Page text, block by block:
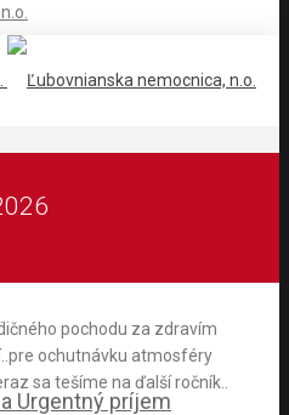
Urgentný príjem
pochodu za zdravím
ochutnávku atmosféry
sa tešíme na ďalší ročník..